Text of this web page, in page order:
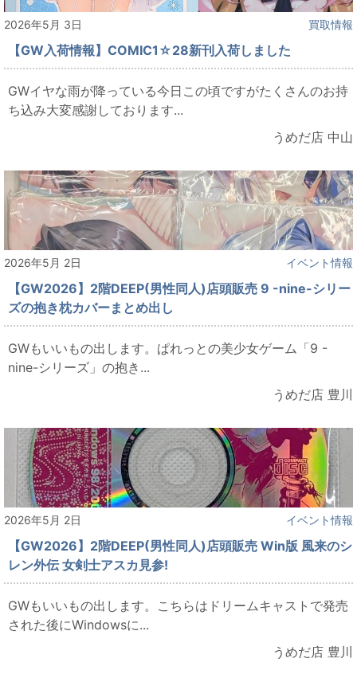
2026年5月 3日 買取情報
【GW入荷情報】COMIC1☆28新刊入荷しました
GWイヤな雨が降っている今日この頃ですがたくさんのお持
ち込み大変感謝しております...
うめだ店 中山
2026年5月 2日 イベント情報
【GW2026】2階DEEP(男性同人)店頭販売 9 -nine-シリー
ズの抱き枕カバーまとめ出し
GWもいいもの出します。ぱれっとの美少女ゲーム「9 -
nine-シリーズ」の抱き...
うめだ店 豊川
2026年5月 2日 イベント情報
【GW2026】2階DEEP(男性同人)店頭販売 Win版 風来のシ
レン外伝 女剣士アスカ見参!
GWもいいもの出します。こちらはドリームキャストで発売
された後にWindowsに...
うめだ店 豊川